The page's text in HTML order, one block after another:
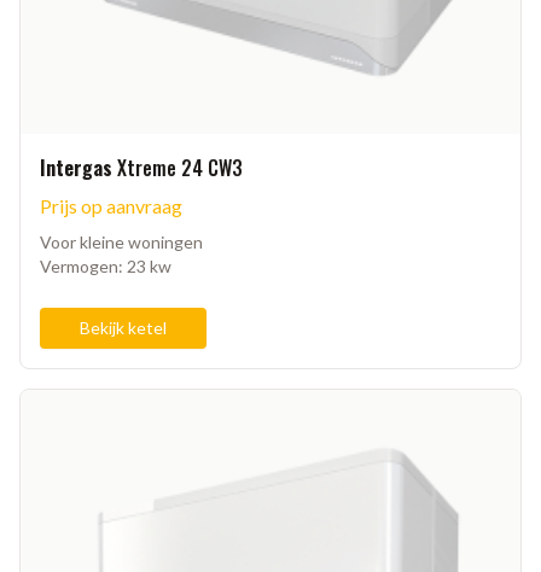
Intergas Xtreme 24 CW3
Prijs op aanvraag
Voor kleine woningen
Vermogen: 23 kw
Bekijk ketel